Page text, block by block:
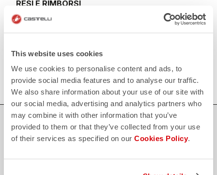
This website uses cookies
We use cookies to personalise content and ads, to
provide social media features and to analyse our traffic.
We also share information about your use of our site with
our social media, advertising and analytics partners who
may combine it with other information that you’ve
provided to them or that they’ve collected from your use
of their services as specified on our Cookies Policy.
replay
RESI E RIMBORSI
Reso dell'ordine garantito
entro 30 giorni dalla data di consegna
quiz
Nessun problema, abbiamo tutte le risposte!
Clicca qui
ACQUISTA IN SICUREZZA
Il supporto di cui hai bisogno, con la qualità Castelli in ogni